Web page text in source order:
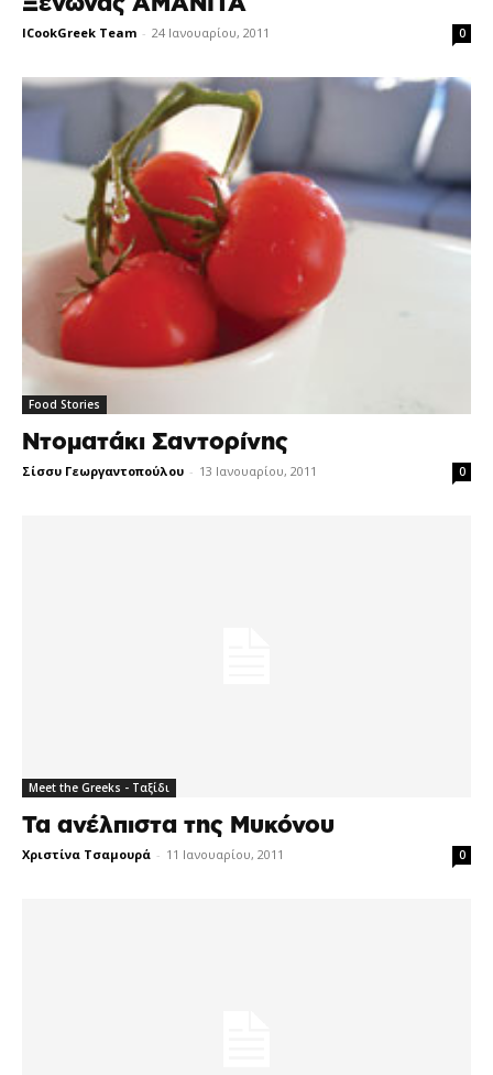
ICookGreek Team - 24 Ιανουαρίου, 2011 0
Food Stories
Ντοματάκι Σαντορίνης
Σίσσυ Γεωργαντοπούλου - 13 Ιανουαρίου, 2011 0
Meet the Greeks - Ταξίδι
Τα ανέλπιστα της Μυκόνου
Χριστίνα Τσαμουρά - 11 Ιανουαρίου, 2011 0